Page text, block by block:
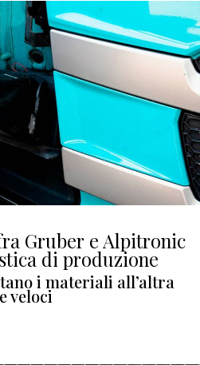
Gruber e Alpitronic
di produzione
i materiali all’altra
veloci